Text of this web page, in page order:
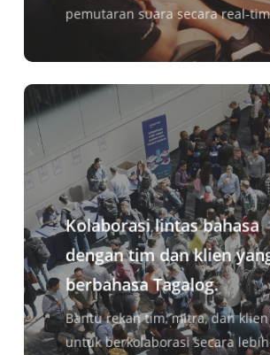
pemutaran suara secara real-
Kolaborasi lintas bahasa
dengan tim dan klien
berbahasa Tagalog.
Bantu rekan tim, mitra, dan
untuk berkolaborasi secara